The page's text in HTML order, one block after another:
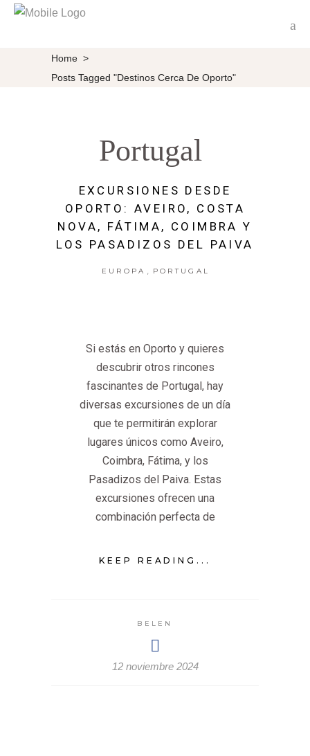
Home >
Posts Tagged "Destinos Cerca De Oporto"
Portugal
EXCURSIONES DESDE
OPORTO: AVEIRO, COSTA
NOVA, FÁTIMA, COIMBRA Y
LOS PASADIZOS DEL PAIVA
EUROPA PORTUGAL
Si estás en Oporto y quieres
descubrir otros rincones
fascinantes de Portugal, hay
diversas excursiones de un día
que te permitirán explorar
lugares únicos como Aveiro,
Coimbra, Fátima, y los
Pasadizos del Paiva. Estas
excursiones ofrecen una
combinación perfecta de
KEEP READING...
BELEN
12 noviembre 2024